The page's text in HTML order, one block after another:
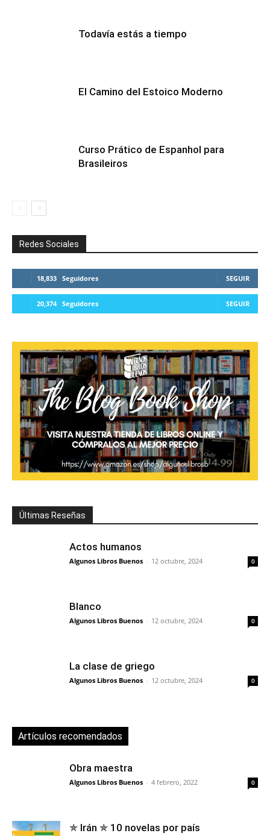
Todavía estás a tiempo
El Camino del Estoico Moderno
Curso Prático de Espanhol para
Brasileiros
Redes Sociales
18,833 Seguidores SEGUIR
20,374 Seguidores SEGUIR
Últimas Reseñas
Actos humanos
Algunos Libros Buenos - 12 octubre, 2024 0
Blanco
Algunos Libros Buenos - 12 octubre, 2024 0
La clase de griego
Algunos Libros Buenos - 12 octubre, 2024 0
Artículos recomendados
Obra maestra
Algunos Libros Buenos - 4 febrero, 2022 0
✯ Irán ✯ 10 novelas por país